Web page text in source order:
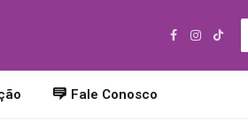
Facebook
Instagram
TikTok
Fale Conosco